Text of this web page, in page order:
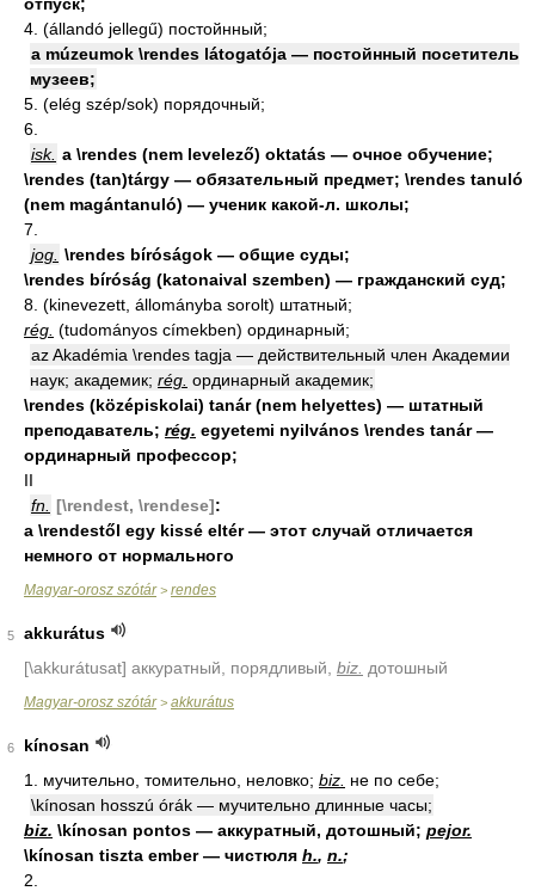
4. (állandó jellegű) постойнный;
a múzeumok \rendes látogatója — постойнный посетитель
музеев;
5. (elég szép/sok) порядочный;
6.
isk. а \rendes (nem levelező) oktatás — очное обучение;
\rendes (tan)tárgy — обязательный предмет; \rendes tanuló
(nem magántanuló) — ученик какой-л. школы;
7.
jog. \rendes bíróságok — общие суды;
\rendes bíróság (katonaival szemben) — гражданский суд;
8. (kinevezett, állományba sorolt) штатный;
rég. (tudományos címekben) ординарный;
az Akadémia \rendes tagja — действительный член Академии
наук; академик; rég. ординарный академик;
\rendes (középiskolai) tanár (nem helyettes) — штатный
преподаватель; rég. egyetemi nyilvános \rendes tanár —
ординарный профессор;
II
fn. [\rendest, \rendese]:
a \rendestől egy kissé eltér — этот случай отличается
немного от нормального
Magyar-orosz szótár> rendes
5
akkurátus
[\akkurátusat] аккуратный, порядливый, biz. дотошный
Magyar-orosz szótár> akkurátus
6
kínosan
1. мучительно, томительно, неловко; biz. не по себе;
\kínosan hosszú órák — мучительно длинные часы;
biz. \kínosan pontos — аккуратный, дотошный; pejor.
\kínosan tiszta ember — чистюля h., n.;
2.